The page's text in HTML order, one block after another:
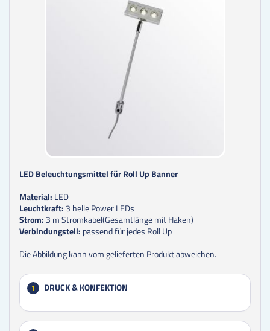
LED Beleuchtungsmittel für Roll Up Banner
Material: LED
Leuchtkraft: 3 helle Power LEDs
Strom: 3 m Stromkabel(Gesamtlänge mit Haken)
Verbindungsteil: passend für jedes Roll Up
Die Abbildung kann vom gelieferten Produkt abweichen.
1 DRUCK & KONFEKTION